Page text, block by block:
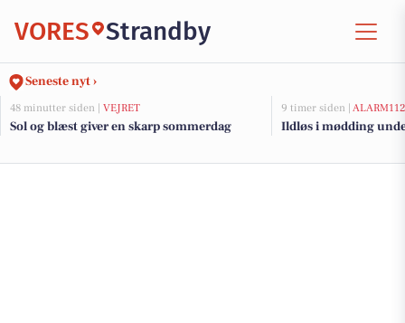
VORES Strandby
Seneste nyt ›
48 minutter siden | VEJRET
Sol og blæst giver en skarp sommerdag
9 timer siden | ALARM112
Ildløs i mødding